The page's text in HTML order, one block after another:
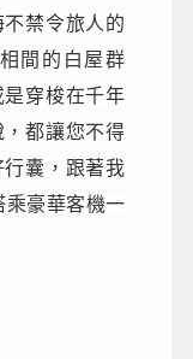
禁令旅人的
間的白屋群
穿梭在千年
都讓您不得
囊，跟著我
乘豪華客機一